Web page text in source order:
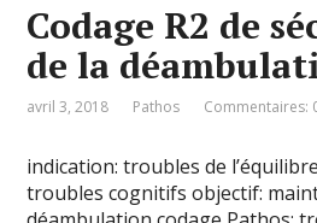
Codage R2 de
de la
avril 3, 2018 Pathos Commentaires:
indication: troubles de
troubles cognitifs objectif: